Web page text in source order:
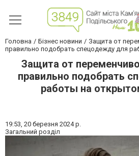
Головна Бізнес новини
Защита от
правильно подобрать спецодежду для
Защита от
правильно подобрать
работы на
19:53, 20 березня 2024 р.
Загальний розділ